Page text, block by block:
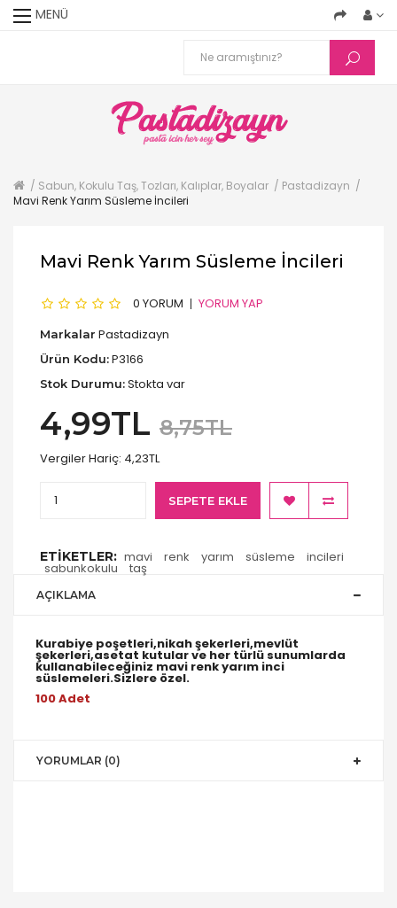
MENÜ
Sabun, Kokulu Taş, Tozları, Kalıplar, Boyalar
Pastadizayn
Mavi Renk Yarım Süsleme İncileri
Mavi Renk Yarım Süsleme İncileri
0 YORUM YORUM YAP
Markalar Pastadizayn
Ürün Kodu:P3166
Stok Durumu:Stokta var
4,99TL 8,75TL
Vergiler Hariç: 4,23TL
SEPETE EKLE
ETIKETLER: mavi renk yarım süsleme incileri
sabunkokulu taş
AÇIKLAMA
Kurabiye poşetleri,nikah şekerleri,mevlüt
şekerleri,asetat kutular ve her türlü sunumlarda
kullanabileceğiniz mavi renk yarım inci
süslemeleri.Sizlere özel.
100 Adet
YORUMLAR (0)